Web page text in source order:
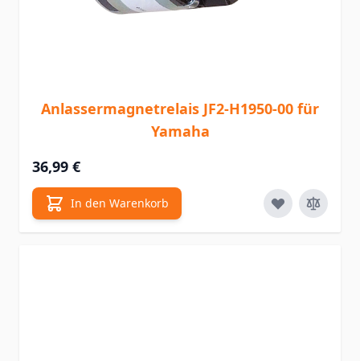
Anlassermagnetrelais JF2-H1950-00 für
Yamaha
36,99 €
In den Warenkorb